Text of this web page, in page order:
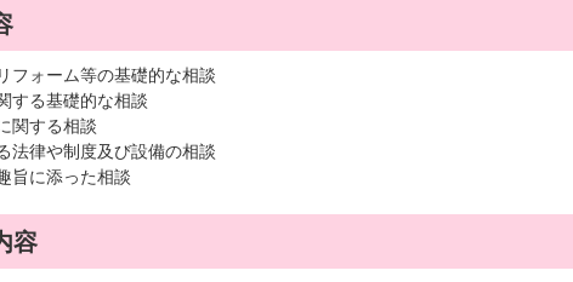
フォーム等の基礎的な相談
する基礎的な相談
関する相談
法律や制度及び設備の相談
旨に添った相談
容